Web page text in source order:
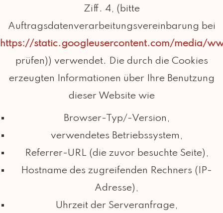
Ziff. 4, (bitte
Auftragsdatenverarbeitungsvereinbarung bei
https://static.googleusercontent.com/media/
prüfen)) verwendet. Die durch die Cookies
erzeugten Informationen über Ihre Benutzung
dieser Website wie
Browser-Typ/-Version,
verwendetes Betriebssystem,
Referrer-URL (die zuvor besuchte Seite),
Hostname des zugreifenden Rechners (IP-
Adresse),
Uhrzeit der Serveranfrage,